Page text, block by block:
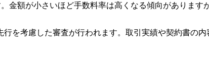
金額が小さいほど手数料率は高くなる傾向がありま
を考慮した審査が行われます。取引実績や契約書の内